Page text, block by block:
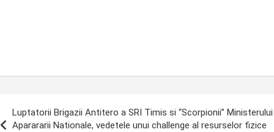
Luptatorii Brigazii Antitero a SRI Timis si “Scorpionii” Ministerului
Aparararii Nationale, vedetele unui challenge al resurselor fizice